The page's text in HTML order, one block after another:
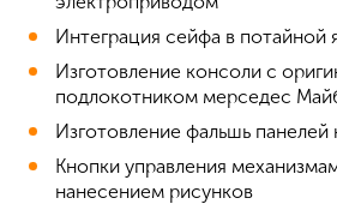
Интеграция сейфа в потайной
Изготовление консоли с
подлокотником мерседес
Изготовление фальшь панелей
Кнопки управления
нанесением рисунков